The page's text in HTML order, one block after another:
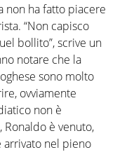
non ha fatto piacere
“Non capisco
bollito”, scrive un
notare che la
sono molto
ovviamente
non è
Ronaldo è venuto,
arrivato nel pieno